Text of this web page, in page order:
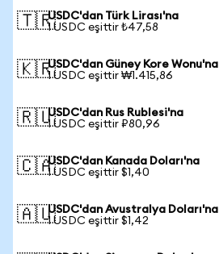
🇹🇷USDC'dan Türk Lirası'na
1 USDC eşittir ₺47,58
🇰🇷USDC'dan Güney Kore Wonu'na
1 USDC eşittir ₩1.415,86
🇷🇺USDC'dan Rus Rublesi'na
1 USDC eşittir ₽80,96
🇨🇦USDC'dan Kanada Doları'na
1 USDC eşittir $1,40
🇦🇺USDC'dan Avustralya Doları'na
1 USDC eşittir $1,42